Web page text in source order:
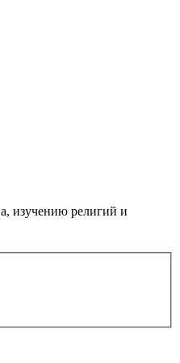
изучению религий и